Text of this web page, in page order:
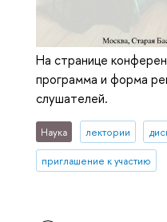
На странице
программа и форма
слушателей.
Наука лектории
приглашение к участию